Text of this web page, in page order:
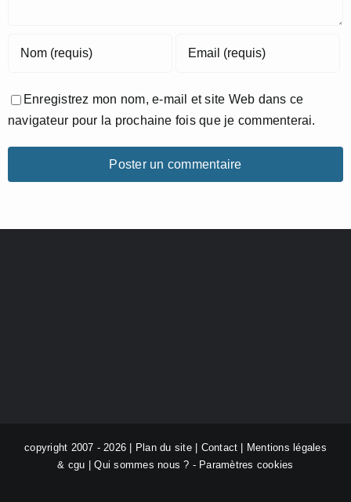
Enregistrez mon nom, e-mail et site Web dans ce
navigateur pour la prochaine fois que je commenterai.
copyright 2007 - 2026 | Plan du site| Contact
Mentions légales
& cgu |Qui sommes nous ? - Paramètres cookies